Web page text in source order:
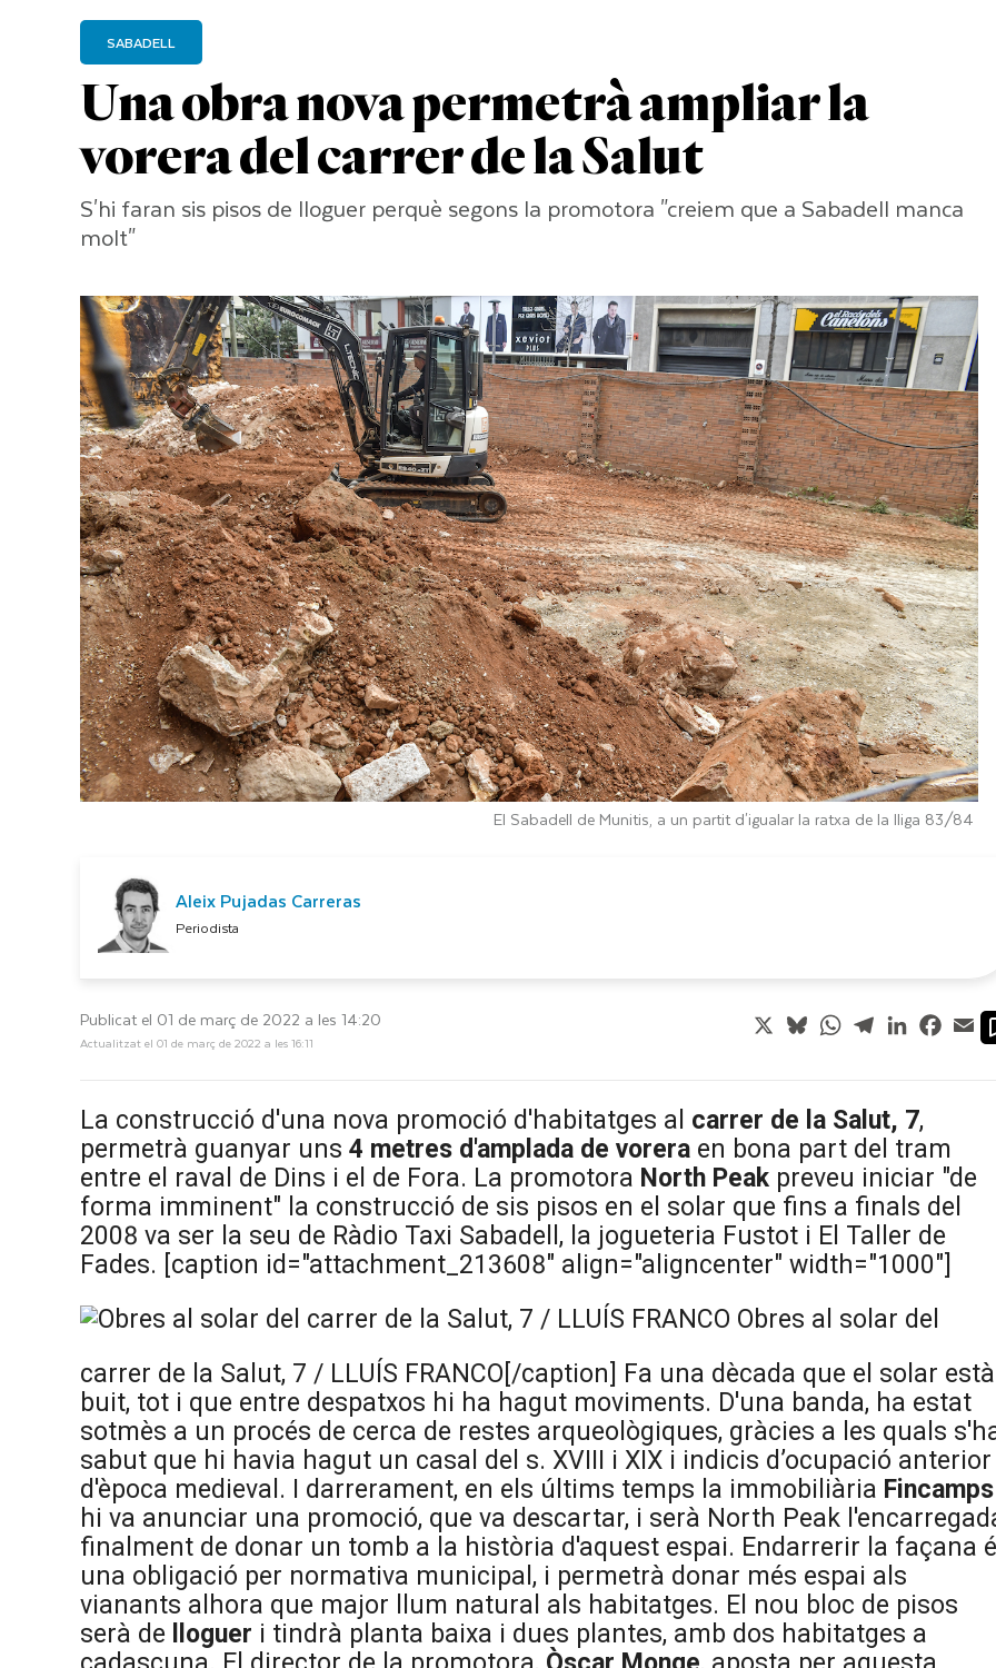
Una obra nova permetrà ampliar la
vorera del carrer de la Salut
SABADELL
S'hi faran sis pisos de lloguer perquè segons la promotora "creiem que a Sabadell manca
molt"
El Sabadell de Munitis, a un partit d'igualar la ratxa de la lliga 83/84
Aleix Pujadas Carreras
Periodista
Publicat el 01 de març de 2022 a les 14:20
Actualitzat el 01 de març de 2022 a les 16:11
X BlueskyWhatsApp
TelegramLinkedIn
La construcció d'una nova promoció d'habitatges al carrer de la Salut, 7,
permetrà guanyar uns 4 metres d'amplada de vorera en bona part del tram
entre el raval de Dins i el de Fora. La promotora North Peak preveu iniciar "de
forma imminent" la construcció de sis pisos en el solar que fins a finals del
2008 va ser la seu de Ràdio Taxi Sabadell, la jogueteria Fustot i El Taller de
Fades. [caption id="attachment_213608" align="aligncenter" width="1000"]
Obres al solar del
carrer de la Salut, 7 / LLUÍS FRANCO[/caption] Fa una dècada que el solar està
buit, tot i que entre despatxos hi ha hagut moviments. D'una banda, ha estat
sotmès a un procés de cerca de restes arqueològiques, gràcies a les quals
sabut que hi havia hagut un casal del s. XVIII i XIX i indicis d’ocupació anterior
d'època medieval . I darrerament, en els últims temps la immobiliària Fincamps
hi va anunciar una promoció, que va descartar, i serà North Peak
finalment de donar un tomb a la història d'aquest espai. Endarrerir la façana
una obligació per normativa municipal, i permetrà donar més espai als
vianants alhora que major llum natural als habitatges. El nou bloc de pisos
serà de
lloguer i tindrà planta baixa i dues plantes, amb dos habitatges a